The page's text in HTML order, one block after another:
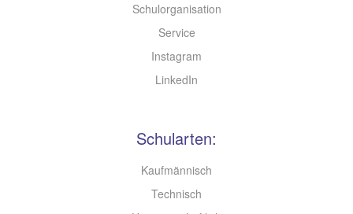
Schulorganisation
Service
Instagram
LinkedIn
Schularten:
Kaufmännisch
Technisch